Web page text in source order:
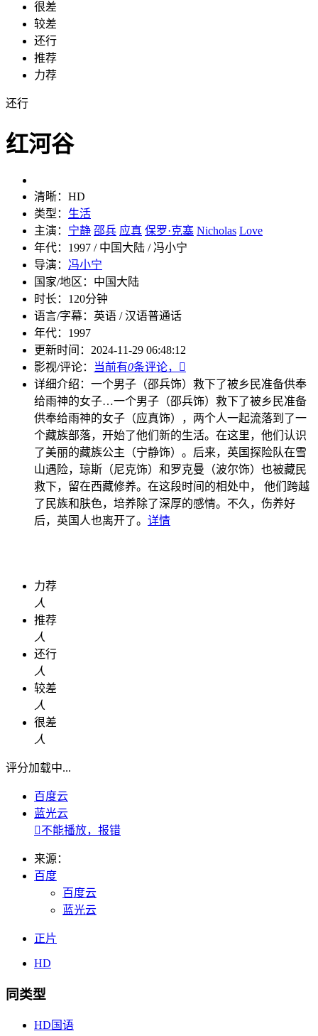
很差
较差
还行
推荐
力荐
还行
红河谷
清晰： HD
类型： 生活
主演： 宁静 邵兵 应真 保罗·克塞 Nicholas Love
年代： 1997 / 中国大陆 / 冯小宁
导演： 冯小宁
国家/地区： 中国大陆
时长： 120分钟
语言/字幕： 英语 / 汉语普通话
年代： 1997
更新时间： 2024-11-29 06:48:12
影视/评论：
当前有0条评论，

详细介绍： 一个男子（邵兵饰）救下了被乡民准备供奉
给雨神的女子…一个男子（邵兵饰）救下了被乡民准备
供奉给雨神的女子（应真饰），两个人一起流落到了一
个藏族部落，开始了他们新的生活。在这里，他们认识
了美丽的藏族公主（宁静饰）。后来，英国探险队在雪
山遇险，琼斯（尼克饰）和罗克曼（波尔饰）也被藏民
救下，留在西藏修养。在这段时间的相处中， 他们跨越
了民族和肤色，培养除了深厚的感情。不久，伤养好
后，英国人也离开了。 详情
力荐
人
推荐
人
还行
人
较差
人
很差
人
评分加载中...
百度云
蓝光云
不能播放，报错
来源：
百度
百度云
蓝光云
正片
HD
同类型
HD国语